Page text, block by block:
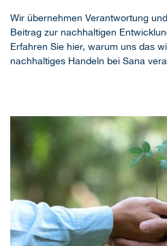
Wir übernehmen Verantwortung
Beitrag zur nachhaltigen
Erfahren Sie hier, warum uns das
nachhaltiges Handeln bei Sana